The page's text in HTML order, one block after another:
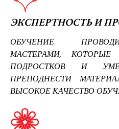
ЭКСПЕРТНОСТЬ И
ОБУЧЕНИЕ
МАСТЕРАМИ,
ПОДРОСТКОВ И
ПРЕПОДНЕСТИ
ВЫСОКОЕ КАЧЕСТВО